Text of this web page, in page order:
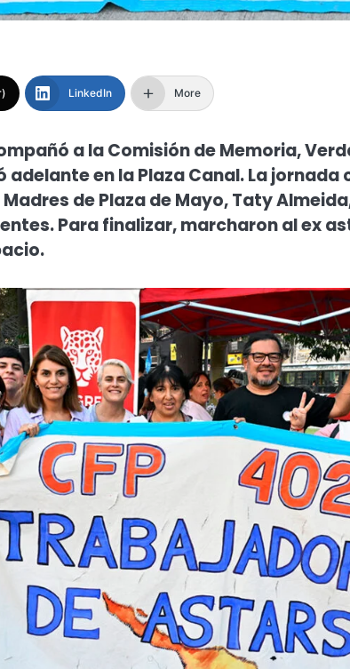
LinkedIn More
a la Comisión de Memoria,
adelante en la Plaza Canal. La
de Plaza de Mayo, Taty
Para finalizar, marcharon al ex